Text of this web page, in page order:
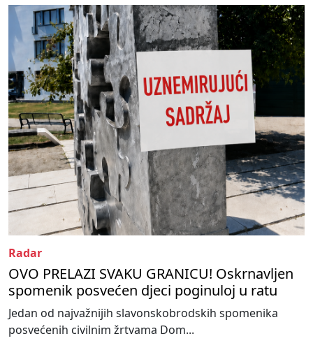
Radar
OVO PRELAZI SVAKU GRANICU! Oskrnavljen
spomenik posvećen djeci poginuloj u ratu
Jedan od najvažnijih slavonskobrodskih spomenika
posvećenih civilnim žrtvama Dom...